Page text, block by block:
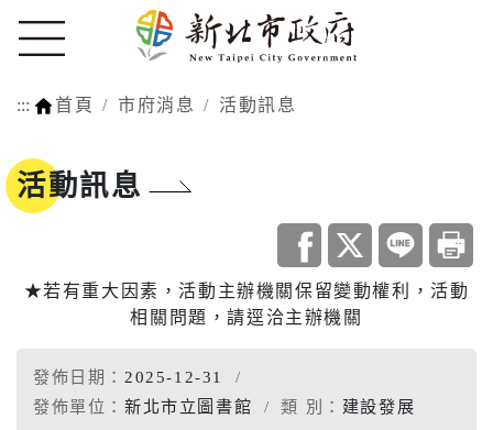
::: 首頁 市府消息 活動訊息
活動訊息
★若有重大因素，活動主辦機關保留變動權利，活動
相關問題，請逕洽主辦機關
發佈日期： 2025-12-31
發佈單位： 新北市立圖書館 類 別： 建設發展